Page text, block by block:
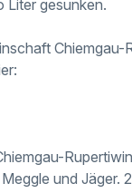
Liter gesunken.
und Jäger.